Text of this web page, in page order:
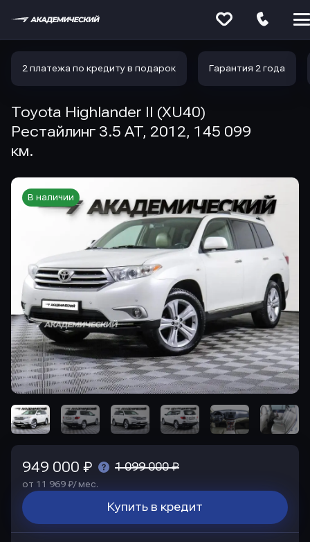
2 платежа по кредиту в подарок Гарантия 2 года
Toyota Highlander II (XU40)
Рестайлинг 3.5 AT, 2012, 145 099
км.
В наличии
949 000 ₽ 1 099 000 ₽
от 11 969 ₽/ мес.
Купить в кредит